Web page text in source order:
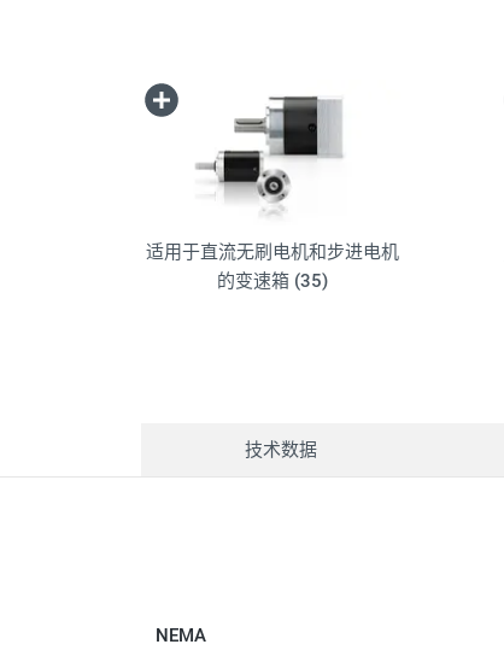
适用于直流无刷电机和步进电机
的变速箱 (35)
技术数据
NEMA